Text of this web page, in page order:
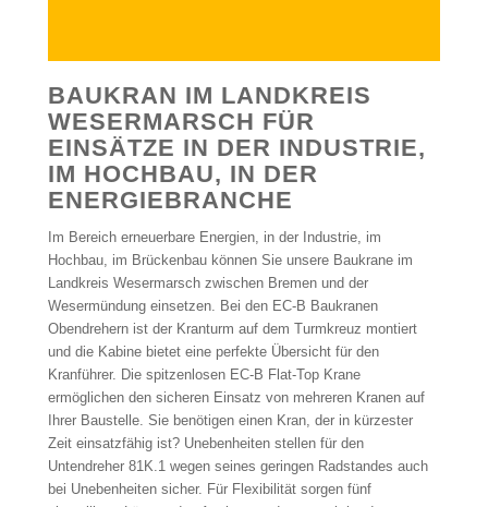
BAUKRAN IM LANDKREIS
WESERMARSCH FÜR
EINSÄTZE IN DER INDUSTRIE,
IM HOCHBAU, IN DER
ENERGIEBRANCHE
Im Bereich erneuerbare Energien, in der Industrie, im
Hochbau, im Brückenbau können Sie unsere Baukrane im
Landkreis Wesermarsch zwischen Bremen und der
Wesermündung einsetzen. Bei den EC-B Baukranen
Obendrehern ist der Kranturm auf dem Turmkreuz montiert
und die Kabine bietet eine perfekte Übersicht für den
Kranführer. Die spitzenlosen EC-B Flat-Top Krane
ermöglichen den sicheren Einsatz von mehreren Kranen auf
Ihrer Baustelle. Sie benötigen einen Kran, der in kürzester
Zeit einsatzfähig ist? Unebenheiten stellen für den
Untendreher 81K.1 wegen seines geringen Radstandes auch
bei Unebenheiten sicher. Für Flexibilität sorgen fünf